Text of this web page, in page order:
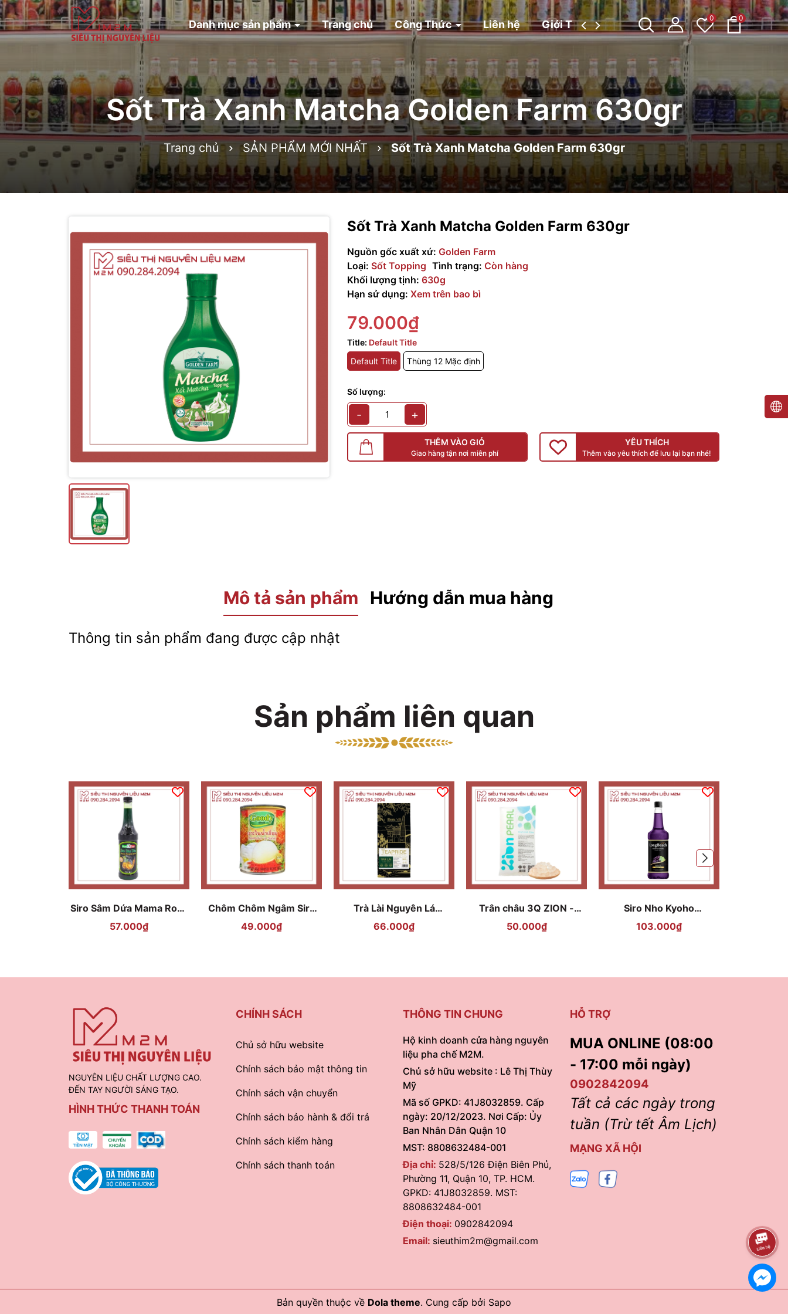
Danh mục sản phẩm Trang chủ Công Thức Liên hệ Giới Thiệu Tin tức 0 0
Sốt Trà Xanh Matcha Golden Farm 630gr
Trang chủ SẢN PHẨM MỚI NHẤT Sốt Trà Xanh Matcha Golden Farm 630gr
Sốt Trà Xanh Matcha Golden Farm 630gr
Nguồn gốc xuất xứ: Golden Farm
Loại: Sốt Topping Tình trạng: Còn hàng
Khối lượng tịnh: 630g
Hạn sử dụng: Xem trên bao bì
79.000₫
Title: Default Title
Default Title
Thùng 12 Mặc định
Số lượng:
- +
THÊM VÀO GIỎ
Giao hàng tận nơi miễn phí
YÊU THÍCH
Thêm vào yêu thích để lưu lại bạn nhé!
Mô tả sản phẩm Hướng dẫn mua hàng
Thông tin sản phẩm đang được cập nhật
Sản phẩm liên quan
Siro Sâm Dứa Mama Rosa
Ginseng Pineapple 700ml
57.000₫
Chôm Chôm Ngâm Siro
Thái Lan Goody - 565g
49.000₫
Trà Lài Nguyên Lá
TEAPRIDE 300g
66.000₫
Trân châu 3Q ZION -
trắng 2kg
50.000₫
Siro Nho Kyoho
LongBeach 740ml -
Kyoho Grape Syrup Pha
103.000₫
NGUYÊN LIỆU CHẤT LƯỢNG CAO.
ĐẾN TAY NGƯỜI SÁNG TẠO.
HÌNH THỨC THANH TOÁN
CHÍNH SÁCH
Chủ sở hữu website
Chính sách bảo mật thông tin
Chính sách vận chuyển
Chính sách bảo hành & đổi trả
Chính sách kiểm hàng
Chính sách thanh toán
THÔNG TIN CHUNG
Hộ kinh doanh cửa hàng nguyên
liệu pha chế M2M.
Chủ sở hữu website : Lê Thị Thùy
Mỹ
Mã số GPKD: 41J8032859. Cấp
ngày: 20/12/2023. Nơi Cấp: Ủy
Ban Nhân Dân Quận 10
MST: 8808632484-001
Địa chỉ: 528/5/126 Điện Biên Phủ,
Phường 11, Quận 10, TP. HCM.
GPKD: 41J8032859. MST:
8808632484-001
Điện thoại: 0902842094
Email: sieuthim2m@gmail.com
HỖ TRỢ
MUA ONLINE (08:00
- 17:00 mỗi ngày)
0902842094
Tất cả các ngày trong
tuần (Trừ tết Âm Lịch)
MẠNG XÃ HỘI
Bản quyền thuộc về Dola theme. Cung cấp bởi Sapo